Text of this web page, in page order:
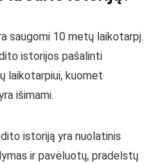
saugomi 10 metų laikotarpį.
istorijos pašalinti
laikotarpiui, kuomet
išimami.
istoriją yra nuolatinis
ir pavėluotų, pradelstų